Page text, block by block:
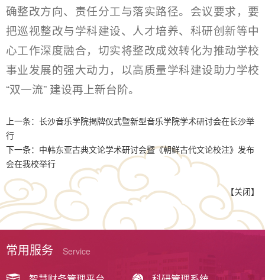
确整改方向、责任分工与落实路径。会议要求，要
把巡视整改与学科建设、人才培养、科研创新等中
心工作深度融合，切实将整改成效转化为推动学校
事业发展的强大动力，以高质量学科建设助力学校
“双一流” 建设再上新台阶。
上一条： 长沙音乐学院揭牌仪式暨新型音乐学院学术研讨会在长沙举
行
下一条： 中韩东亚古典文论学术研讨会暨《朝鲜古代文论校注》发布
会在我校举行
【关闭】
常用服务 Service